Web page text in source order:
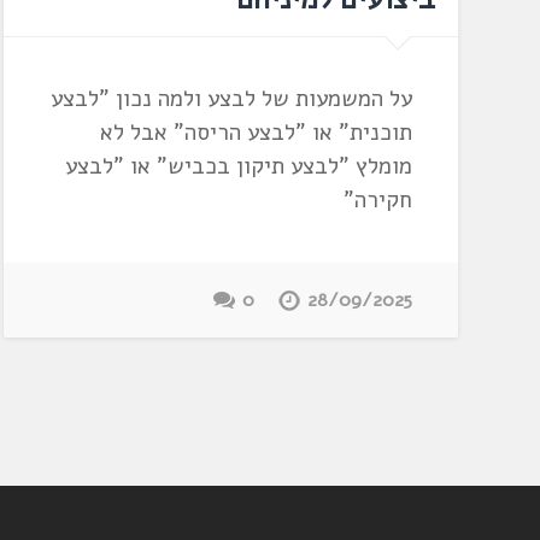
על המשמעות של לבצע ולמה נכון "לבצע
תוכנית" או "לבצע הריסה" אבל לא
מומלץ "לבצע תיקון בכביש" או "לבצע
חקירה"
28/09/2025
0